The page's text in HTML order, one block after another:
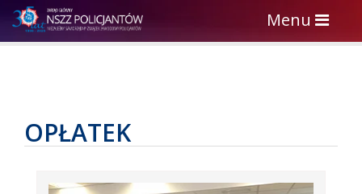
Toggle
navigation
Menu
OPŁATEK